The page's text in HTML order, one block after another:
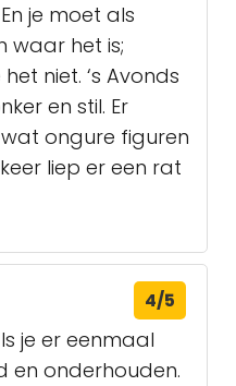
je moet als
waar het is;
niet. ‘s Avonds
en stil. Er
ongure figuren
liep er een rat
4/5
je er eenmaal
en onderhouden.